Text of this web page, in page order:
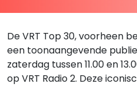
De VRT Top 30, voorheen
een toonaangevende
zaterdag tussen 11.00 en
op VRT Radio 2. Deze